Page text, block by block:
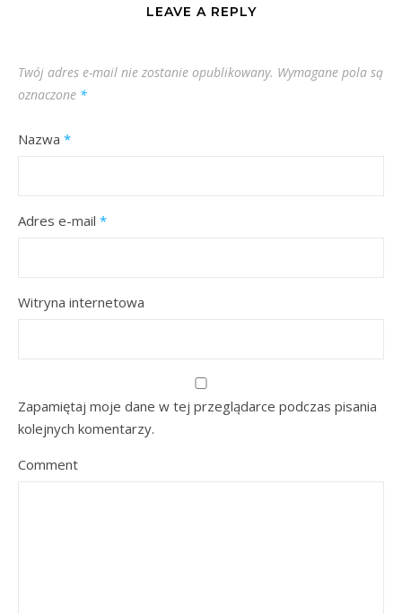
LEAVE A REPLY
Twój adres e-mail nie zostanie opublikowany. Wymagane pola są
oznaczone *
Nazwa *
Adres e-mail *
Witryna internetowa
Zapamiętaj moje dane w tej przeglądarce podczas pisania
kolejnych komentarzy.
Comment